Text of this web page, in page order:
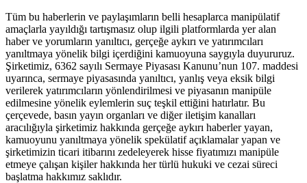
Tüm bu haberlerin ve paylaşımların belli hesaplarca manipülatif
amaçlarla yayıldığı tartışmasız olup ilgili platformlarda yer alan
haber ve yorumların yanıltıcı, gerçeğe aykırı ve yatırımcıları
yanıltmaya yönelik bilgi içerdiğini kamuoyuna saygıyla duyururuz.
Şirketimiz, 6362 sayılı Sermaye Piyasası Kanunu’nun 107. maddesi
uyarınca, sermaye piyasasında yanıltıcı, yanlış veya eksik bilgi
verilerek yatırımcıların yönlendirilmesi ve piyasanın manipüle
edilmesine yönelik eylemlerin suç teşkil ettiğini hatırlatır. Bu
çerçevede, basın yayın organları ve diğer iletişim kanalları
aracılığıyla şirketimiz hakkında gerçeğe aykırı haberler yayan,
kamuoyunu yanıltmaya yönelik spekülatif açıklamalar yapan ve
şirketimizin ticari itibarını zedeleyerek hisse fiyatımızı manipüle
etmeye çalışan kişiler hakkında her türlü hukuki ve cezai süreci
başlatma hakkımız saklıdır.